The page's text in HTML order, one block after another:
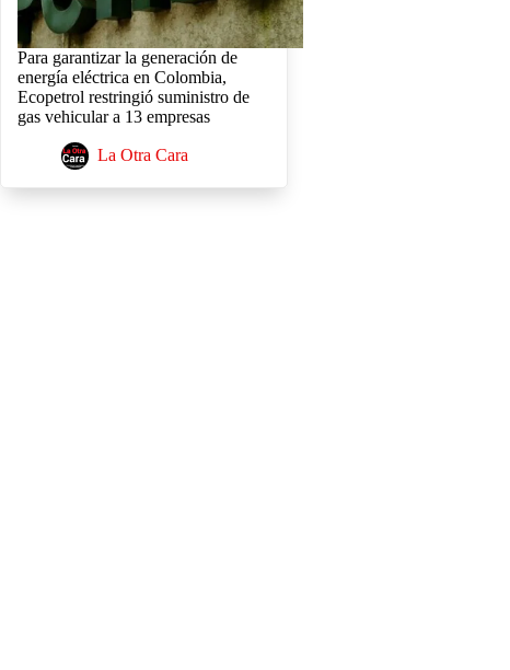
Para garantizar la generación de
energía eléctrica en Colombia,
Ecopetrol restringió suministro de
gas vehicular a 13 empresas
La Otra Cara